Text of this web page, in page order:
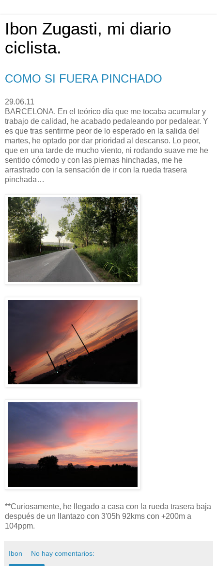
Ibon Zugasti, mi diario
ciclista.
COMO SI FUERA PINCHADO
29.06.11
BARCELONA. En el teórico día que me tocaba acumular y
trabajo de calidad, he acabado pedaleando por pedalear. Y
es que tras sentirme peor de lo esperado en la salida del
martes, he optado por dar prioridad al descanso. Lo peor,
que en una tarde de mucho viento, ni rodando suave me he
sentido cómodo y con las piernas hinchadas, me he
arrastrado con la sensación de ir con la rueda trasera
pinchada…
**Curiosamente, he llegado a casa con la rueda trasera baja
después de un llantazo con 3'05h 92kms con +200m a
104ppm.
Ibon No hay comentarios: